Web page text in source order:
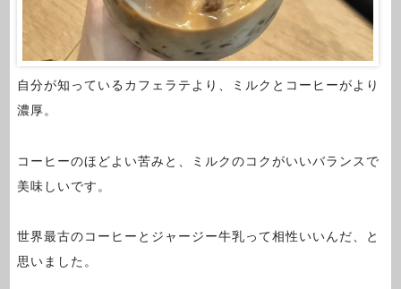
自分が知っているカフェラテより、ミルクとコーヒーがより
濃厚。
コーヒーのほどよい苦みと、ミルクのコクがいいバランスで
美味しいです。
世界最古のコーヒーとジャージー牛乳って相性いいんだ、と
思いました。